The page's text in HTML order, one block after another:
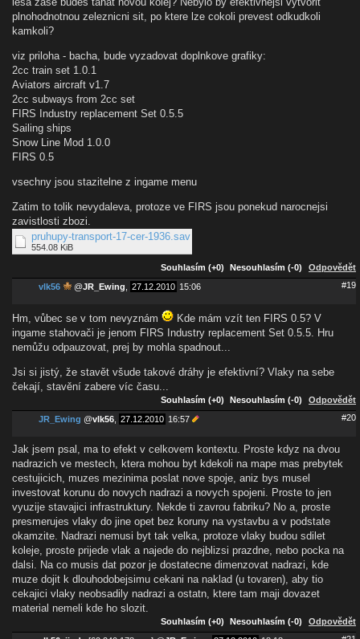
plnohodnotnou zeleznicni sit, po ktere lze cokoli prevest odkudkoli
kamkoli?
viz priloha - bacha, bude vyzadovat doplnkove grafiky:
2cc train set 1.0.1
Aviators aircraft v1.7
2cc subways from 2cc set
FIRS Industry replacement Set 0.5.5
Sailing ships
Snow Line Mod 1.0.0
FIRS 0.5
vsechny jsou stazitelne z ingame menu
Zatim to tolik nevydaleva, protoze ve FIRS jsou ponekud narocnejsi
zavistlosti zbozi.
pruhupy-transport-17-cer-1936.sav
554.08 KiB
Souhlasím (+0) Nesouhlasím (-0) Odpovědět
vlk56 @JR_Ewing 27.12.2010 15:06 #19
Hm, vůbec se v tom nevyznám
Kde mám vzít ten FIRS 0.5? V
ingame stahovači je jenom FIRS Industry replacement Set 0.5.5. Hru
nemůžu odpauzovat, prej by mohla spadnout...
Jsi si jistý, že stavět všude takové dráhy je efektivní? Vlaky na sebe
čekají, stavění zabere víc času...
Souhlasím (+0) Nesouhlasím (-0) Odpovědět
JR_Ewing @vlk56 27.12.2010 16:57 #20
Jak jsem psal, ma to efekt v celkovem kontextu. Proste kdyz na dvou
nadrazich ve mestech, ktera mohou byt kdekoli na mape mas prebytek
cestujicich, muzes mezinima poslat nove spoje, aniz bys musel
investovat korunu do novych nadrazi a novych spojeni. Proste to jen
vyuzije stavajici infrastruktury. Nekde ti zavrou fabriku? No a, proste
presmerujes vlaky do jine opet bez koruny na vystavbu a v podstate
okamzite. Nadrazi nemusi byt tak velka, protoze vlaky budou sdilet
koleje, proste prijede vlak a najede do nejblizsi prazdne, nebo pocka na
dalsi. Na co musis dat pozor je dostatecne dimenzovat nadrazi, kde
muze dojit k dlouhodobejsimu cekani na naklad (u tovaren), aby tio
cekajici vlaky neobsadily nadrazi a ostatn, ktere tam maji dovazet
material nemeli kde ho slozit.
Souhlasím (+0) Nesouhlasím (-0) Odpovědět